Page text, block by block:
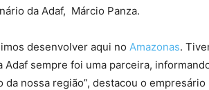
da Adaf, Márcio Panza.
desenvolver aqui no Amazonas.
sempre foi uma parceira,
nossa região”, destacou o empresário